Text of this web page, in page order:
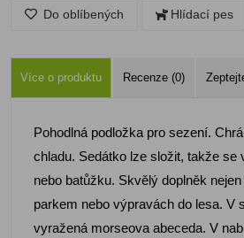
Do oblíbených Hlídací pes
Více o produktu Recenze (0)
Pohodlná podložka pro sezení.
chladu. Sedátko lze složit, takže se
nebo batůžku. Skvělý doplněk
parkem nebo výpravách do lesa. V
vyražená morseova abeceda. V